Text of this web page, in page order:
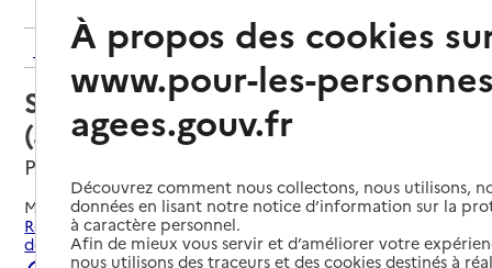
Retour aux résultats de l'annuaire
Service autonomie à domicile
(aide) – ADMR du Liers
Porte-des-Bonnevaux, ISERE
Mis à jour le22/07/2026
Rechercher les établissements et services autour de Porte-
des-Bonnevaux.
À propos des cookies
www.pour-les-
agees.gouv.fr
Découvrez comment nous collectons, nous utilisons,
données en lisant notre notice d’information sur la
à caractère personnel.
Afin de mieux vous servir et d’améliorer votre
nous utilisons des traceurs et des cookies destinés à